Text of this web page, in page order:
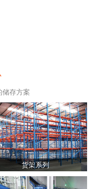
储存方案
货架系列